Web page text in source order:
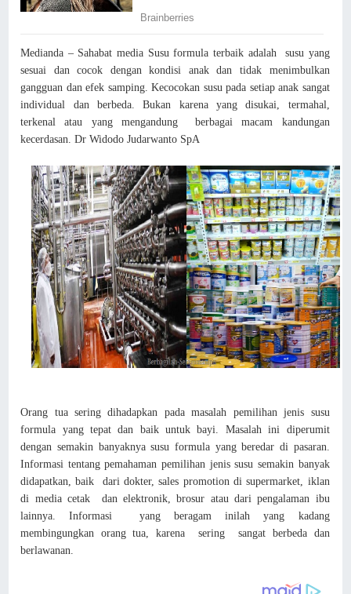
Medianda – Sahabat media Susu formula terbaik adalah susu yang
sesuai dan cocok dengan kondisi anak dan tidak menimbulkan
gangguan dan efek samping. Kecocokan susu pada setiap anak sangat
individual dan berbeda. Bukan karena yang disukai, termahal,
terkenal atau yang mengandung berbagai macam kandungan
kecerdasan. Dr Widodo Judarwanto SpA
Orang tua sering dihadapkan pada masalah pemilihan jenis susu
formula yang tepat dan baik untuk bayi. Masalah ini diperumit
dengan semakin banyaknya susu formula yang beredar di pasaran.
Informasi tentang pemahaman pemilihan jenis susu semakin banyak
didapatkan, baik dari dokter, sales promotion di supermarket, iklan
di media cetak dan elektronik, brosur atau dari pengalaman ibu
lainnya. Informasi yang beragam inilah yang kadang
membingungkan orang tua, karena sering sangat berbeda dan
berlawanan.